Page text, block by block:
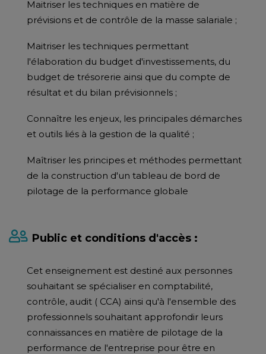
Maitriser les techniques en matière de
prévisions et de contrôle de la masse salariale ;
Maitriser les techniques permettant
l'élaboration du budget d'investissements, du
budget de trésorerie ainsi que du compte de
résultat et du bilan prévisionnels ;
Connaître les enjeux, les principales démarches
et outils liés à la gestion de la qualité ;
Maîtriser les principes et méthodes permettant
de la construction d'un tableau de bord de
pilotage de la performance globale
Public et conditions d'accès :
Cet enseignement est destiné aux personnes
souhaitant se spécialiser en comptabilité,
contrôle, audit ( CCA) ainsi qu'à l'ensemble des
professionnels souhaitant approfondir leurs
connaissances en matière de pilotage de la
performance de l'entreprise pour être en